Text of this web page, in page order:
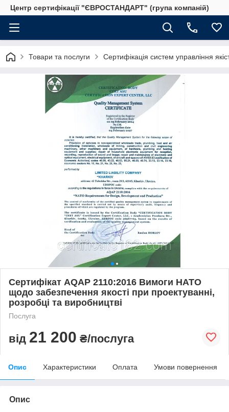
Центр сертифікації "ЄВРОСТАНДАРТ" (група компаній)
Товари та послуги Сертифікація систем управління
Сертифікат AQAP 2110:2016 Вимоги НАТО
щодо забезпечення якості при проектуванні,
розробці та виробництві
Послуга
від 21 200 ₴/послуга
Опис Характеристики Оплата Умови повернення
Опис